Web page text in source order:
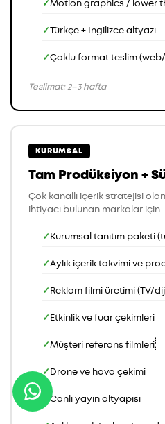
Motion graphics / lower
Türkçe + İngilizce altyazı
Çoklu format teslim
Teslimat: 2–3 hafta
KURUMSAL
Tam Prodüksiyon +
Çok kanallı içerik stratejisi
ihtiyacı bulunan markalar için.
Kurumsal tanıtım paketi
Aylık içerik takvimi ve
Reklam filmi üretimi (TV/
Etkinlik ve fuar çekimleri
Müşteri referans filmleri
Drone ve hava çekimi
Canlı yayın altyapısı